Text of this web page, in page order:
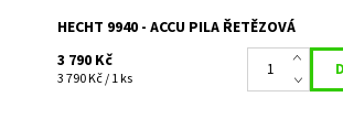
HECHT 9940 - ACCU PILA ŘETĚZOVÁ
3 790 Kč
3 790 Kč / 1 ks